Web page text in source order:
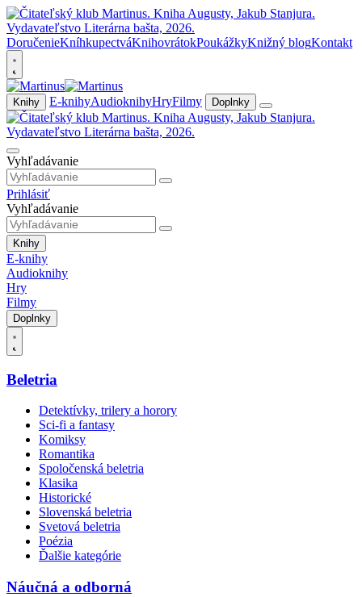
DoručenieKníhkupectváKnihovrátokPoukážkyKnižný blogKontakt
Knihy E-knihyAudioknihyHryFilmy Doplnky
Vyhľadávanie
Prihlásiť
Vyhľadávanie
Knihy
E-knihy
Audioknihy
Hry
Filmy
Doplnky
Beletria
Detektívky, trilery a horory
Sci-fi a fantasy
Komiksy
Romantika
Spoločenská beletria
Klasika
Historické
Slovenská beletria
Svetová beletria
Poézia
Ďalšie kategórie
Náučná a odborná